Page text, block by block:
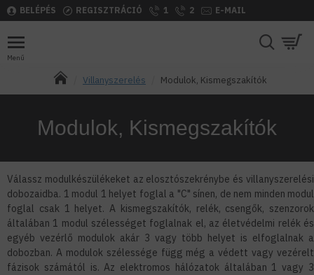
BELÉPÉS REGISZTRÁCIÓ 1 2 E-MAIL
Villanyszerelés Modulok, Kismegszakítók
Modulok, Kismegszakítók
Válassz modulkészülékeket az elosztószekrénybe és villanyszerelési
dobozaidba. 1 modul 1 helyet foglal a "C" sínen, de nem minden modul
foglal csak 1 helyet. A kismegszakítók, relék, csengők, szenzorok
általában 1 modul szélességet foglalnak el, az életvédelmi relék és
egyéb vezérlő modulok akár 3 vagy több helyet is elfoglalnak a
dobozban. A modulok szélessége függ még a védett vagy vezérelt
fázisok számától is. Az elektromos hálózatok általában 1 vagy 3